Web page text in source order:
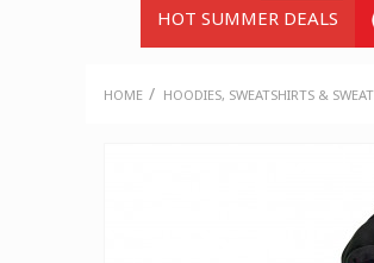
HOT SUMMER DEALS
HOME / HOODIES, SWEATSHIRTS &